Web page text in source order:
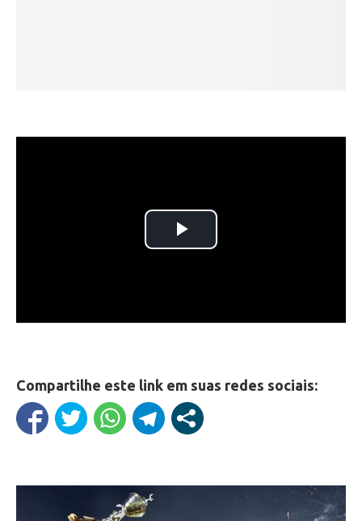
Compartilhe este link em suas redes sociais: